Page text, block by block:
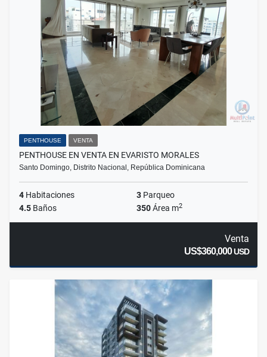
PENTHOUSE VENTA
PENTHOUSE EN VENTA EN EVARISTO MORALES
Santo Domingo, Distrito Nacional, República Dominicana
4 Habitaciones 3 Parqueo
4.5 Baños 350Área m2
Venta
US$360,000USD